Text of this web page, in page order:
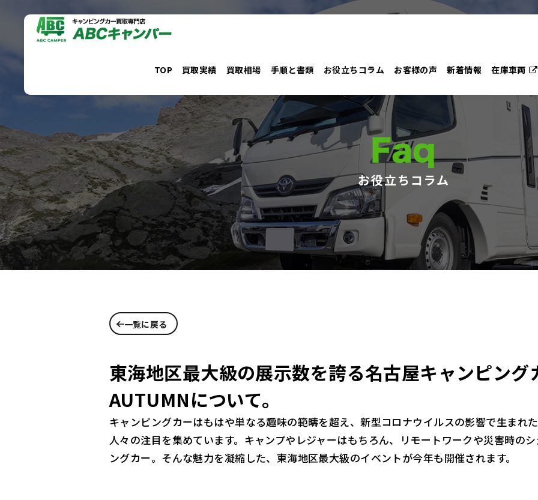
キ
ッ
プ
TOP 買取実績 買取相場 手順と書類 お役立ちコラム お客様の声 新着情報 在庫車両
Faq
お役立ちコラム
一覧に戻る
東海地区最大級の展示数を誇る名古屋キャンピン
AUTUMNについて。
キャンピングカーはもはや単なる趣味の範疇を超え、新型コロナウイルスの影響で生まれ
人々の注目を集めています。キャンプやレジャーはもちろん、リモートワークや災害時の
ングカー。そんな魅力を凝縮した、東海地区最大級のイベントが今年も開催されます。